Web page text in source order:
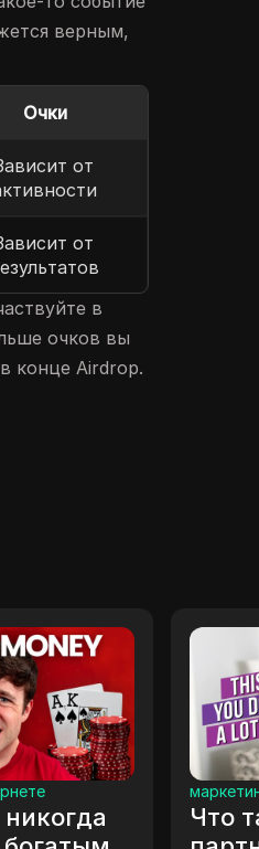
верным,
Очки
от
от
в
очков вы
конце Airdrop.
маркетинг в социальных сетях
ВЗОРВИТЕ свои